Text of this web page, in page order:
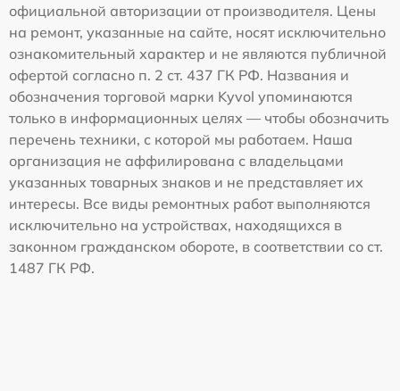
официальной авторизации от производителя. Цены
на ремонт, указанные на сайте, носят исключительно
ознакомительный характер и не являются публичной
офертой согласно п. 2 ст. 437 ГК РФ. Названия и
обозначения торговой марки Kyvol упоминаются
только в информационных целях — чтобы обозначить
перечень техники, с которой мы работаем. Наша
организация не аффилирована с владельцами
указанных товарных знаков и не представляет их
интересы. Все виды ремонтных работ выполняются
исключительно на устройствах, находящихся в
законном гражданском обороте, в соответствии со ст.
1487 ГК РФ.